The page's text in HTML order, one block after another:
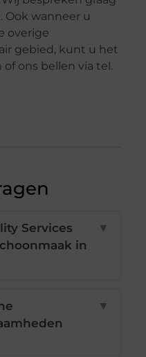
wanneer u
overige
gebied, kunt u het
ons bellen via tel.
Services
in
▼
▼